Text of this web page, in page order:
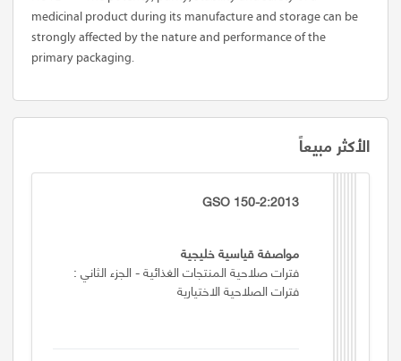
medicinal product during its manufacture and storage can be
strongly affected by the nature and performance of the
primary packaging.
الأكثر مبيعاً
GSO 150-2:2013
مواصفة قياسية خليجية
فترات صلاحية المنتجات الغذائية - الجزء الثاني :
فترات الصلاحية الاختيارية